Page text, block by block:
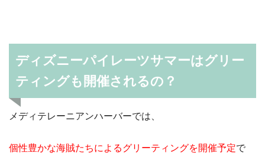
ディズニーパイレーツサマーはグリー
ティングも開催されるの？
メディテレーニアンハーバーでは、
個性豊かな海賊たちによるグリーティングを開催予定で